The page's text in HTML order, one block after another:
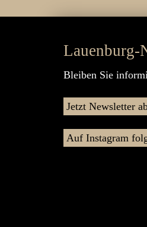
Lauenburg-
Bleiben Sie
Jetzt Newsletter
Auf Instagram